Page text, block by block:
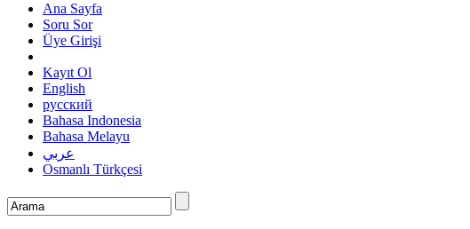
Ana Sayfa
Soru Sor
Üye Girişi
Kayıt Ol
English
русский
Bahasa Indonesia
Bahasa Melayu
عربي
Osmanlı Türkçesi